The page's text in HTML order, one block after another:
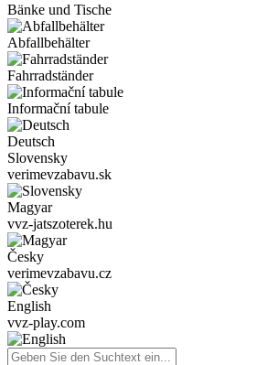
Bänke und Tische
Abfallbehälter
Fahrradständer
Informační tabule
Deutsch
Slovensky
verimevzabavu.sk
Magyar
vvz-jatszoterek.hu
Česky
verimevzabavu.cz
English
vvz-play.com